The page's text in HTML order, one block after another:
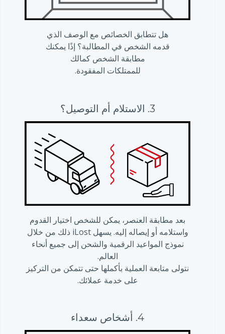
هل تتطابق الخصائص مع الوصف الذي
قدمه الشخص في المطالبة؟ إذًا يمكنك
مطابقة الشخص كمالك
للممتلكات المفقودة.
3. الاستلام أم التوصيل؟
بعد مطابقة العنصر، يمكن للشخص اختيار القدوم
واستلامه أو إيصاله إليه. يسهل iLost ذلك من خلال
نموذج المواعيد الرقمية والشحن إلى جميع أنحاء
العالم.
نتولى متابعة العملية بأكملها حتى تتمكن من التركيز
على خدمة عملائك.
4. أشخاص سعداء